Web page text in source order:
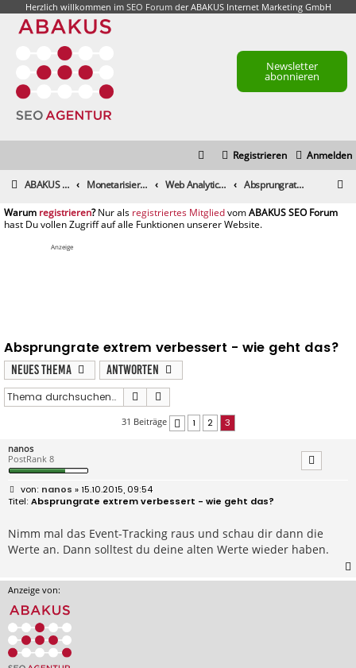
Herzlich willkommen im SEO Forumder ABAKUS Internet Marketing GmbH
Newsletter
abonnieren
Anmelden
Registrieren
ABAKUS Foren-Übersicht Monetarisierung & Controlling Web Analytics & Controlling Absprungrate extrem verbessert - wie geht das?
registrieren registriertes Mitglied
Anzeige
Absprungrate extrem verbessert - wie geht das?
Neues Thema
Antworten
Suche
31 Beiträge Vorherige
1 2 3
nanos
PostRank 8
B
e
i
r
a
g
nanos » 15.10.2015, 09:54
Absprungrate extrem verbessert - wie geht das?
Nimm mal das Event-Tracking raus und schau dir dann die
Werte an. Dann solltest du deine alten Werte wieder haben.
Anzeige von: